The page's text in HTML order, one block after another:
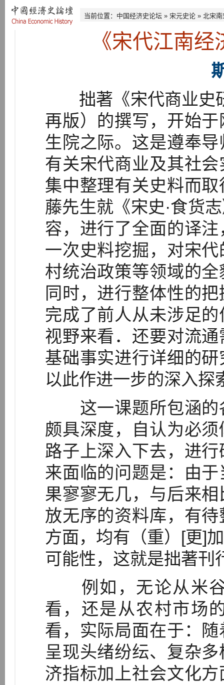
当前位置： 中国经济史论坛 » 宋元史论 » 北宋南
《宋代江南
拙著《宋代商业史
再版）的撰写，开始
生院之际。这是遵奉
有关宋代商业及其社
集中整理有关史料而
藤先生就《宋史·食货
容，进行了全面的译
一次史料挖掘，对宋
村统治政策等领域的
同时，进行整体性的
完成了前人从未涉足
视野来看．还要对流
基础事实进行详细的
以此作进一步的深入探
这一课题所包涵的
颇具深度，自认为必
路子上深入下去，进
来面临的问题是：由
果寥寥无几，与后来
放无序的资料库，有
方面，均有（重）[更]
可能性，这就是拙著刊
例如，无论从米谷
看，还是从农村市场
看，实际局面在于：
呈现头绪纷纭、复杂
济指标加上社会文化